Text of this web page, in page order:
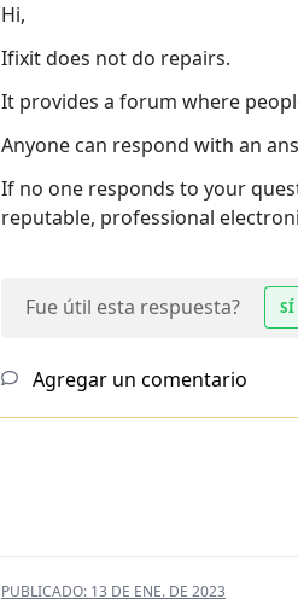
Hi,
Ifixit does not do repairs.
It provides a forum where
Anyone can respond with an
If no one responds to your
reputable, professional
Fue útil esta respuesta? SÍ
Agregar un comentario
PUBLICADO: 13 DE ENE. DE 2023